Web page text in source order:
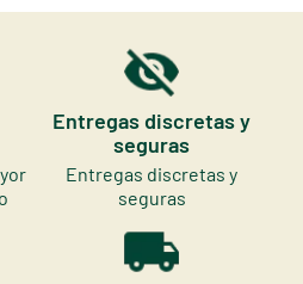
Entregas discretas y
seguras
Entregas discretas y
seguras